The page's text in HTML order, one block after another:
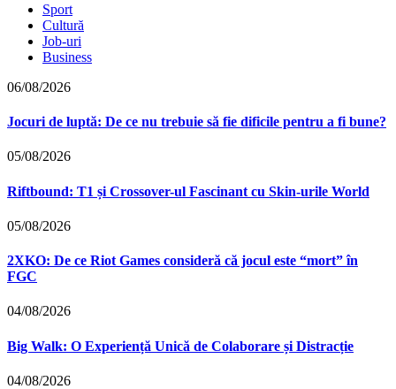
Sport
Cultură
Job-uri
Business
06/08/2026
Jocuri de luptă: De ce nu trebuie să fie dificile pentru a fi bune?
05/08/2026
Riftbound: T1 și Crossover-ul Fascinant cu Skin-urile World
05/08/2026
2XKO: De ce Riot Games consideră că jocul este “mort” în
FGC
04/08/2026
Big Walk: O Experiență Unică de Colaborare și Distracție
04/08/2026